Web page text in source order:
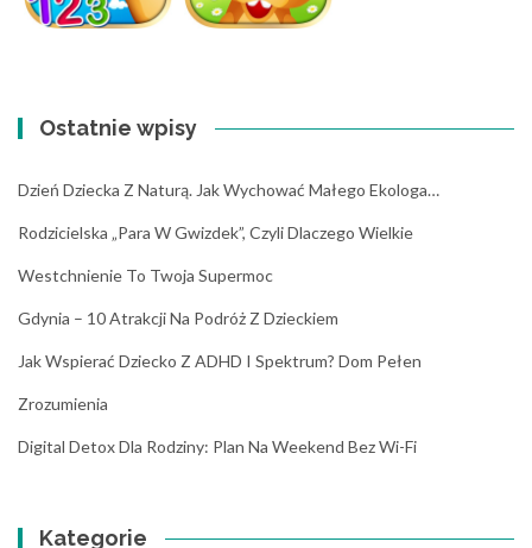
Ostatnie wpisy
Dzień Dziecka Z Naturą. Jak Wychować Małego Ekologa…
Rodzicielska „para W Gwizdek”, Czyli Dlaczego Wielkie
Westchnienie To Twoja Supermoc
Gdynia – 10 Atrakcji Na Podróż Z Dzieckiem
Jak Wspierać Dziecko Z ADHD I Spektrum? Dom Pełen
Zrozumienia
Digital Detox Dla Rodziny: Plan Na Weekend Bez Wi-Fi
Kategorie